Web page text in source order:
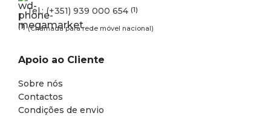
Tel.: (+351) 939 000 654 (1)
(1) (Chamada para rede móvel nacional)
Apoio ao Cliente
Sobre nós
Contactos
Condições de envio